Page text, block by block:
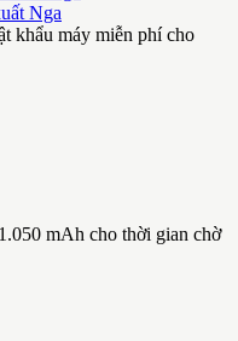
Nga
khẩu máy miễn phí cho
mAh cho thời gian chờ